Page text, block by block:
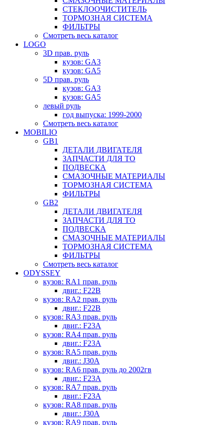
СТЕКЛООЧИСТИТЕЛЬ
ТОРМОЗНАЯ СИСТЕМА
ФИЛЬТРЫ
Смотреть весь каталог
LOGO
3D прав. руль
кузов: GA3
кузов: GA5
5D прав. руль
кузов: GA3
кузов: GA5
левый руль
год выпуска: 1999-2000
Смотреть весь каталог
MOBILIO
GB1
ДЕТАЛИ ДВИГАТЕЛЯ
ЗАПЧАСТИ ДЛЯ ТО
ПОДВЕСКА
СМАЗОЧНЫЕ МАТЕРИАЛЫ
ТОРМОЗНАЯ СИСТЕМА
ФИЛЬТРЫ
GB2
ДЕТАЛИ ДВИГАТЕЛЯ
ЗАПЧАСТИ ДЛЯ ТО
ПОДВЕСКА
СМАЗОЧНЫЕ МАТЕРИАЛЫ
ТОРМОЗНАЯ СИСТЕМА
ФИЛЬТРЫ
Смотреть весь каталог
ODYSSEY
кузов: RA1 прав. руль
двиг.: F22B
кузов: RA2 прав. руль
двиг.: F22B
кузов: RA3 прав. руль
двиг.: F23A
кузов: RA4 прав. руль
двиг.: F23A
кузов: RA5 прав. руль
двиг.: J30A
кузов: RA6 прав. руль до 2002гв
двиг.: F23A
кузов: RA7 прав. руль
двиг.: F23A
кузов: RA8 прав. руль
двиг.: J30A
кузов: RA9 прав. руль